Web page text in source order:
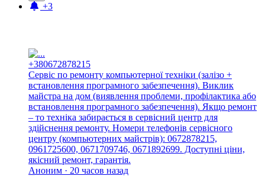
+3
+380672878215
Сервіс по ремонту компьютерної техніки (залізо +
встановлення програмного забезпечення). Виклик
майстра на дом (виявлення проблеми, профілактика або
встановлення програмного забезпечення). Якщо ремонт
– то техніка забирається в сервісний центр для
здійснення ремонту. Номери телефонів сервісного
центру (компьютерних майстрів): 0672878215,
0961725600, 0671709746, 0671892699. Доступні ціни,
якісний ремонт, гарантія.
Аноним · 20 часов назад